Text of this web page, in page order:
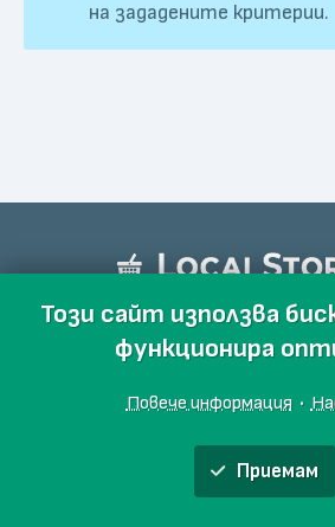
на зададените критерии.
Този сайт използва
функционира
Повече информация ·
Приемам